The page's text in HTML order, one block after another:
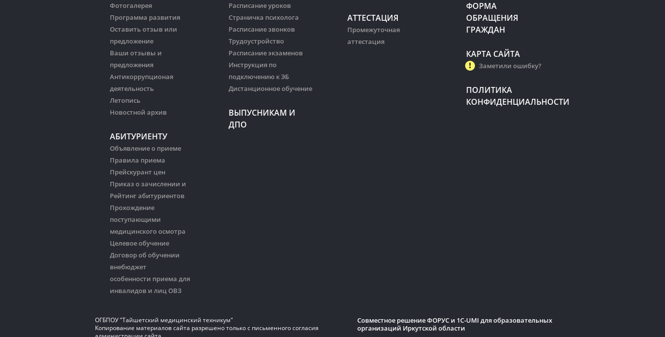
Фотогалерея
Программа развития
Оставить отзыв или
предложение
Ваши отзывы и
предложения
Антикоррупционая
деятельность
Летопись
Новостной архив
АБИТУРИЕНТУ
Объявление о приеме
Правила приема
Прейскурант цен
Приказ о зачислении и
Рейтинг абитуриентов
Прохождение
поступающими
медицинского осмотра
Целевое обучение
Договор об обучении
внебюджет
особенности приема для
инвалидов и лиц ОВЗ
Расписание уроков
Страничка психолога
Расписание звонков
Трудоустройство
Расписание экзаменов
Инструкция по
подключению к ЭБ
Дистанционное обучение
ВЫПУСНИКАМ И
ДПО
АТТЕСТАЦИЯ
Промежуточная
аттестация
ФОРМА
ОБРАЩЕНИЯ
ГРАЖДАН
КАРТА САЙТА
Заметили ошибку?
ПОЛИТИКА
КОНФИДЕНЦИАЛЬНОСТИ
ОГБПОУ "Тайшетский медицинский техникум"
Копирование материалов сайта разрешено только с письменного согласия
Совместное решение ФОРУС и 1C-UMI для образовательных
организаций Иркутской области